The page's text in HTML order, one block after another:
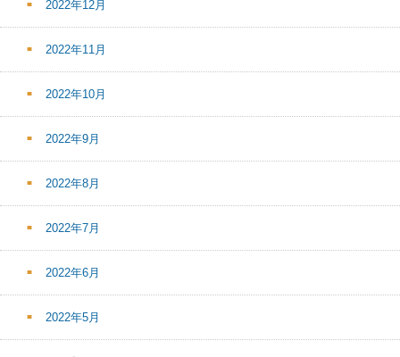
2022年12月
2022年11月
2022年10月
2022年9月
2022年8月
2022年7月
2022年6月
2022年5月